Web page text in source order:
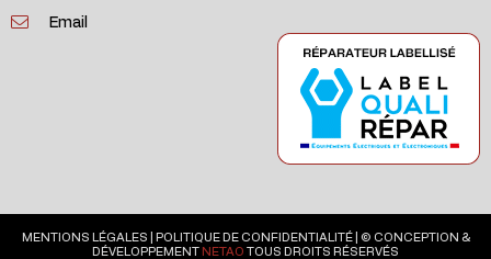
Email
MENTIONS LÉGALES POLITIQUE DE CONFIDENTIALITÉ| © CONCEPTION &
DÉVELOPPEMENT NETAO TOUS DROITS RÉSERVÉS